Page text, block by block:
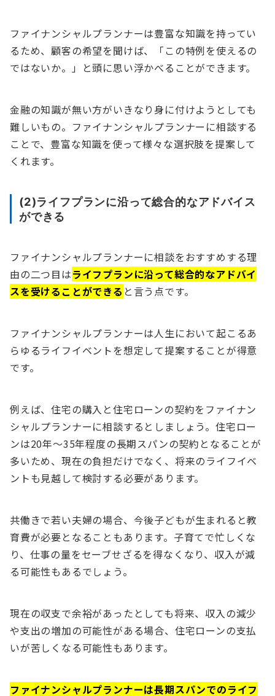
ファイナンシャルプランナーは豊富な知識を持ってい
るため、顧客の希望を聞けば、「この特例を使えるの
ではないか。」と頭に思い浮かべることができます。
金融の知識が無い方がいきなり身に付けようとしても
難しいもの。ファイナンシャルプランナーに相談する
ことで、豊富な知識を使って様々な選択肢を提案して
くれます。
(2)ライフプランに沿って総合的なアドバイス
ができる
ファイナンシャルプランナーに相談をおすすめする理
由の二つ目はライフプランに沿って総合的なアドバイ
スを受けることができる と言う点です。
ファイナンシャルプランナーは人生において起こるあ
らゆるライフイベントを想定して提案することが得意
です。
例えば、住宅の購入と住宅ローンの契約をファイナン
シャルプランナーに相談するとしましょう。住宅ロー
ンは20年～35年程度の長期スパンの契約となることが
多いため、現在の負担だけでなく、将来のライフイベ
ントも見越して検討する必要があります。
共働きで若い夫婦の場合、今後子どもが生まれると教
育費が必要となることもあります。子育てで忙しくな
り、仕事の量をセーブせざるを得なくなり、収入が減
る可能性もあるでしょう。
現在の収支で余裕があったとしても将来、収入の減少
や支出の増加の可能性がある場合、住宅ローンの支払
いが苦しくなる可能性もあります。
ファイナンシャルプランナーは長期スパンでのライフ